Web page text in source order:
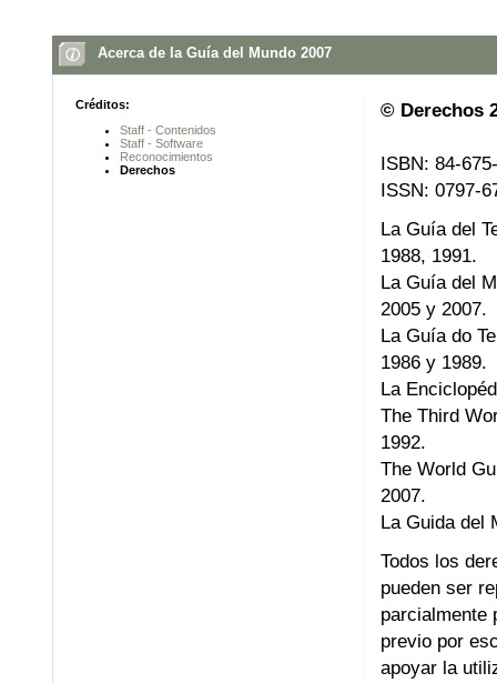
Acerca de la Guía del Mundo 2007
Créditos:
Staff - Contenidos
Staff - Software
Reconocimientos
Derechos
© Derechos
ISBN: 84-
ISSN: 0797-
La Guía del
1988, 1991.
La Guía del
2005 y 2007.
La Guía do
1986 y 1989.
La
The Third
1992.
The World
2007.
La Guida del
Todos los
pueden ser
parcialmente
previo por
apoyar la